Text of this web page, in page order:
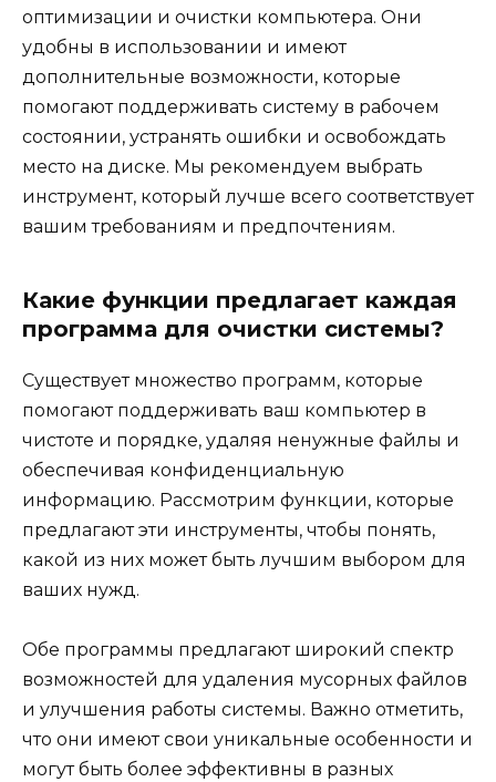
оптимизации и очистки компьютера. Они
удобны в использовании и имеют
дополнительные возможности, которые
помогают поддерживать систему в рабочем
состоянии, устранять ошибки и освобождать
место на диске. Мы рекомендуем выбрать
инструмент, который лучше всего соответствует
вашим требованиям и предпочтениям.
Какие функции предлагает каждая
программа для очистки системы?
Существует множество программ, которые
помогают поддерживать ваш компьютер в
чистоте и порядке, удаляя ненужные файлы и
обеспечивая конфиденциальную
информацию. Рассмотрим функции, которые
предлагают эти инструменты, чтобы понять,
какой из них может быть лучшим выбором для
ваших нужд.
Обе программы предлагают широкий спектр
возможностей для удаления мусорных файлов
и улучшения работы системы. Важно отметить,
что они имеют свои уникальные особенности и
могут быть более эффективны в разных